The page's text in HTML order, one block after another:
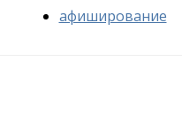
афиширование